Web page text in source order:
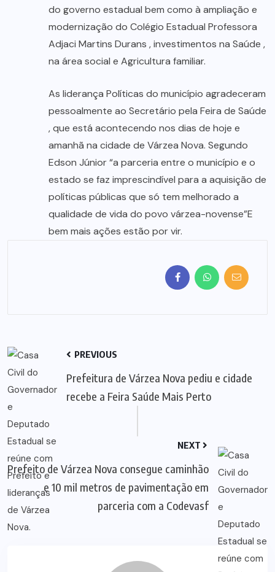
do governo estadual bem como à ampliação e
modernização do Colégio Estadual Professora
Adjaci Martins Durans , investimentos na Saúde ,
na área social e Agricultura familiar.
As liderança Políticas do município agradeceram
pessoalmente ao Secretário pela Feira de Saúde
, que está acontecendo nos dias de hoje e
amanhã na cidade de Várzea Nova. Segundo
Edson Júnior “a parceria entre o município e o
estado se faz imprescindível para a aquisição de
políticas públicas que só tem melhorado a
qualidade de vida do povo várzea-novense”E
bem mais ações estão por vir.
PREVIOUS
Prefeitura de Várzea Nova pediu e cidade
recebe a Feira Saúde Mais Perto
NEXT
Prefeito de Várzea Nova consegue caminhão
e 10 mil metros de pavimentação em
parceria com a Codevasf